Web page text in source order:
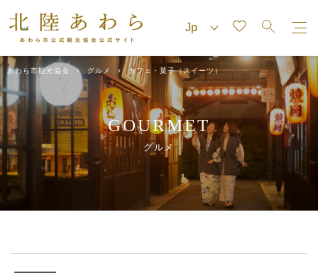
あわら市観光協会 グルメ カフェ・菓子（スイーツ）
GOURMET
グルメ